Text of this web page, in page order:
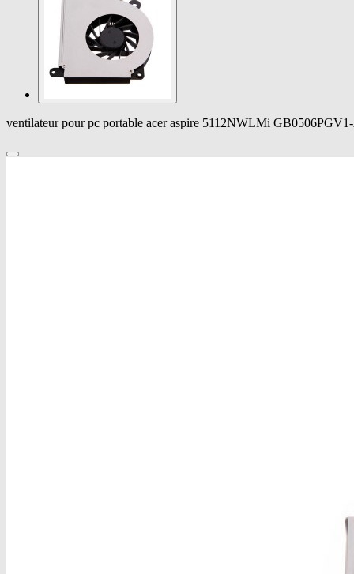
ventilateur pour pc portable acer aspire 5112NWLMi